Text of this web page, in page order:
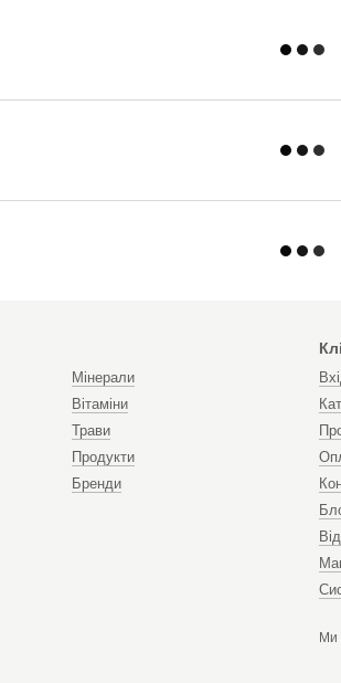
Мінерали
Вітаміни
Трави
Продукти
Бренди
Ми